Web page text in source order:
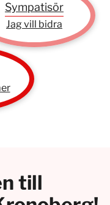
Sympatisör
Jag vill bidra
till